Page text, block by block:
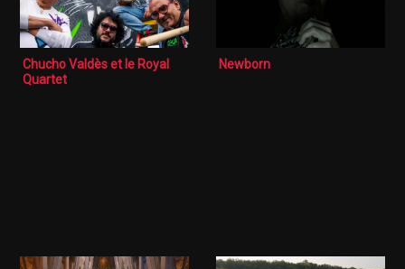
Chucho Valdès et le Royal
Quartet
Newborn